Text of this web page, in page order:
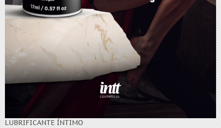
LUBRIFICANTE ÍNTIMO